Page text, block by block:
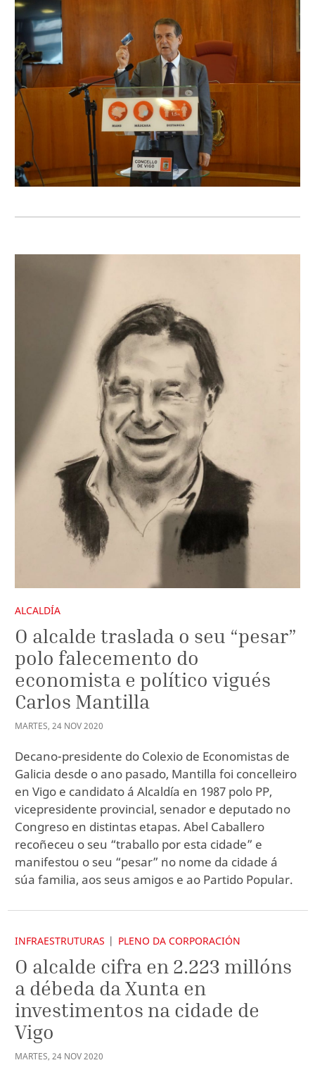
ALCALDÍA
O alcalde traslada o seu “pesar”
polo falecemento do
economista e político vigués
Carlos Mantilla
MARTES, 24 NOV2020
Decano-presidente do Colexio de Economistas de
Galicia desde o ano pasado, Mantilla foi concelleiro
en Vigo e candidato á Alcaldía en 1987 polo PP,
vicepresidente provincial, senador e deputado no
Congreso en distintas etapas. Abel Caballero
recoñeceu o seu “traballo por esta cidade” e
manifestou o seu “pesar” no nome da cidade á
súa familia, aos seus amigos e ao Partido Popular.
INFRAESTRUTURAS PLENO DA CORPORACIÓN
O alcalde cifra en 2.223 millóns
a débeda da Xunta en
investimentos na cidade de
Vigo
MARTES, 24 NOV2020